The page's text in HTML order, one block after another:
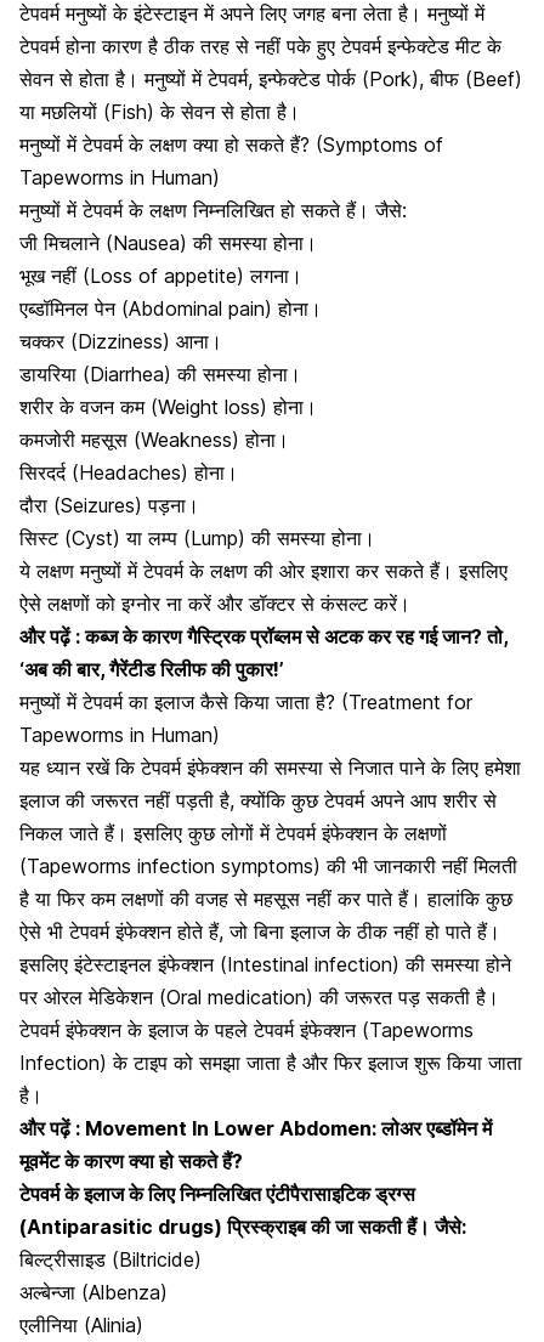
टेपवर्म मनुष्यों के इंटेस्टाइन में अपने लिए जगह बना लेता है। मनुष्यों में
टेपवर्म होना कारण है ठीक तरह से नहीं पके हुए टेपवर्म इन्फेक्टेड मीट के
सेवन से होता है। मनुष्यों में टेपवर्म, इन्फेक्टेड पोर्क (Pork), बीफ (Beef)
या मछलियों (Fish) के सेवन से होता है।
मनुष्यों में टेपवर्म के लक्षण क्या हो सकते हैं? (Symptoms of
Tapeworms in Human)
मनुष्यों में टेपवर्म के लक्षण निम्नलिखित हो सकते हैं। जैसे:
जी मिचलाने(Nausea) की समस्या होना।
भूख नहीं (Loss of appetite) लगना।
एब्डॉमिनल पेन (Abdominal pain) होना।
चक्कर (Dizziness) आना।
डायरिया (Diarrhea) की समस्या होना।
शरीर के वजन कम (Weight loss) होना।
कमजोरी महसूस (Weakness) होना।
सिरदर्द(Headaches) होना।
दौरा (Seizures) पड़ना।
सिस्ट (Cyst) या लम्प (Lump) की समस्या होना।
ये लक्षण मनुष्यों में टेपवर्म के लक्षण की ओर इशारा कर सकते हैं। इसलिए
ऐसे लक्षणों को इग्नोर ना करें और डॉक्टर से कंसल्ट करें।
और पढ़ें :कब्ज के कारण गैस्ट्रिक प्रॉब्लम से अटक कर रह गई जान? तो,
‘अब की बार, गैरेंटीड रिलीफ की पुकार!’
मनुष्यों में टेपवर्म का इलाज कैसे किया जाता है? (Treatment for
Tapeworms in Human)
यह ध्यान रखें कि टेपवर्म इंफेक्शन की समस्या से निजात पाने के लिए हमेशा
इलाज की जरूरत नहीं पड़ती है, क्योंकि कुछ टेपवर्म अपने आप शरीर से
निकल जाते हैं। इसलिए कुछ लोगों में टेपवर्म इंफेक्शन के लक्षणों
(Tapeworms infection symptoms) की भी जानकारी नहीं मिलती
है या फिर कम लक्षणों की वजह से महसूस नहीं कर पाते हैं। हालांकि कुछ
ऐसे भी टेपवर्म इंफेक्शन होते हैं, जो बिना इलाज के ठीक नहीं हो पाते हैं।
इसलिए इंटेस्टाइनल इंफेक्शन (Intestinal infection) की समस्या होने
पर ओरल मेडिकेशन (Oral medication) की जरूरत पड़ सकती है।
टेपवर्म इंफेक्शन के इलाज के पहले टेपवर्म इंफेक्शन (Tapeworms
Infection) के टाइप को समझा जाता है और फिर इलाज शुरू किया जाता
है।
और पढ़ें : Movement In Lower Abdomen: लोअर एब्डॉमेन में
मूवमेंट के कारण क्या हो सकते हैं?
टेपवर्म के इलाज के लिए निम्नलिखित एंटीपैरासाइटिक ड्रग्स
(Antiparasitic drugs) प्रिस्क्राइब की जा सकती हैं। जैसे:
बिल्ट्रीसाइड (Biltricide)
अल्बेन्जा (Albenza)
एलीनिया (Alinia)